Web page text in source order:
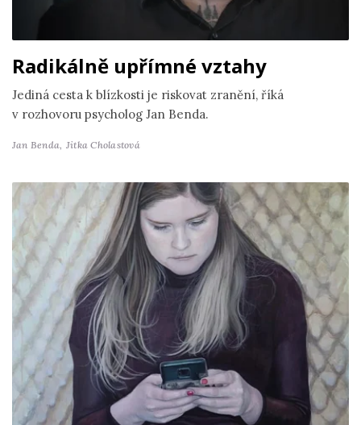
Radikálně upřímné vztahy
Jediná cesta k blízkosti je riskovat zranění, říká
v rozhovoru psycholog Jan Benda.
Jan Benda, Jitka Cholastová